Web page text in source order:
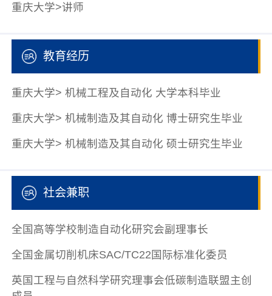
重庆大学>讲师
教育经历
重庆大学> 机械工程及自动化 大学本科毕业
重庆大学> 机械制造及其自动化 博士研究生毕业
重庆大学> 机械制造及其自动化 硕士研究生毕业
社会兼职
全国高等学校制造自动化研究会副理事长
全国金属切削机床SAC/TC22国际标准化委员
英国工程与自然科学研究理事会低碳制造联盟主创